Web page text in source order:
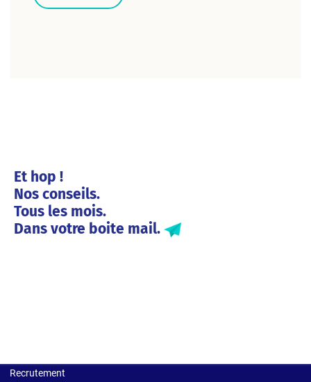
Et hop !
Nos conseils.
Tous les mois.
Dans votre boite mail.
Recrutement